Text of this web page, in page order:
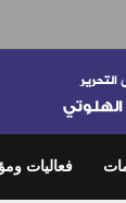
فعاليات